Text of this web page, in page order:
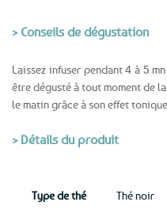
> Conseils de dégustation
Laissez infuser pendant 4 à 5
être dégusté à tout moment de
le matin grâce à son effet
> Détails du produit
Type de thé Thé noir